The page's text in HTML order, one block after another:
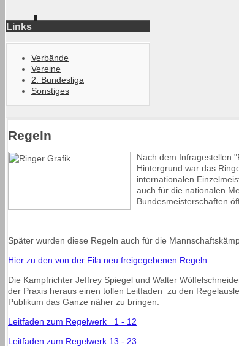
Links
Verbände
Vereine
2. Bundesliga
Sonstiges
Regeln
Nach dem Infragestellen
Hintergrund war das
internationalen
auch für die nationalen
Bundesmeisterschaften
Später wurden diese Regeln auch für die
Hier zu den von der Fila neu freigegebenen Regeln:
Die Kampfrichter Jeffrey Spiegel und Walter
der Praxis heraus einen tollen Leitfaden zu den
Publikum das Ganze näher zu bringen.
Leitfaden zum Regelwerk 1 - 12
Leitfaden zum Regelwerk 13 - 23